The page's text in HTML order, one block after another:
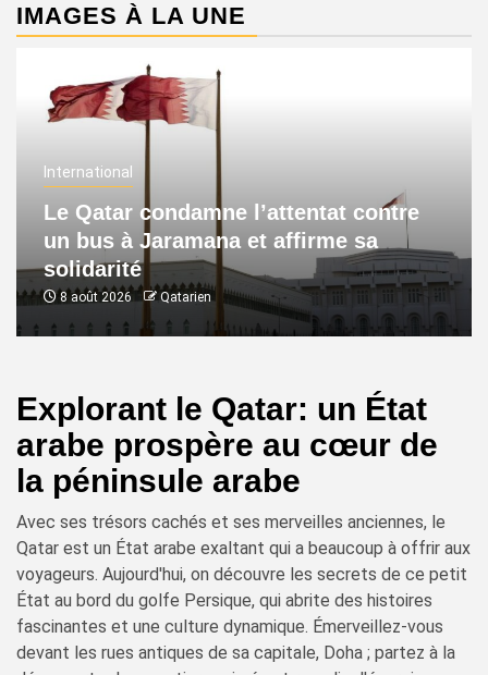
IMAGES À LA UNE
International
Le Qatar condamne l’attentat contre
un bus à Jaramana et affirme sa
solidarité
8 août 2026 Qatarien
Explorant le Qatar: un État
arabe prospère au cœur de
la péninsule arabe
Avec ses trésors cachés et ses merveilles anciennes, le
Qatar est un État arabe exaltant qui a beaucoup à offrir aux
voyageurs. Aujourd'hui, on découvre les secrets de ce petit
État au bord du golfe Persique, qui abrite des histoires
fascinantes et une culture dynamique. Émerveillez-vous
devant les rues antiques de sa capitale, Doha ; partez à la